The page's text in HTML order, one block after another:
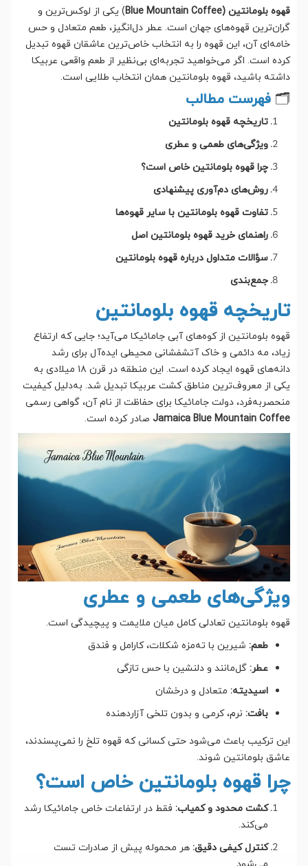
قهوه بلومانتین (Blue Mountain Coffee
) یکی از لوکس‌ترین و
گران‌ترین قهوه‌های جهان است. عطر دل‌انگیز، طعم متعادل و حس
خامه‌ای آن، این قهوه را به انتخاب خاص‌ترین عاشقان قهوه تبدیل
کرده است. اگر می‌خواهید تجربه‌ای بی‌نظیر از طعم واقعی عربیکا
داشته باشید، قهوه بلومانتین همان انتخاب طلایی است.
🗂️ فهرست مطالب
تاریخچه قهوه بلومانتین
ویژگی‌های طعمی و عطری
چرا قهوه بلومانتین خاص است؟
روش‌های دم‌آوری پیشنهادی
تفاوت قهوه بلومانتین با سایر قهوه‌ها
راهنمای خرید قهوه بلومانتین اصل
سؤالات متداول درباره قهوه بلومانتین
جمع‌بندی
تاریخچه قهوه بلومانتین
قهوه بلومانتین از کوه‌های آبی جامائیکا می‌آید؛ جایی که ارتفاع
زیاد، مه دائمی و خاک آتشفشانی محیطی ایده‌آل برای رشد
دانه‌های قهوه ایجاد کرده است. این منطقه در قرن ۱۸ میلادی به
یکی از معروف‌ترین مناطق کشت عربیکا تبدیل شد. به‌دلیل کیفیت
منحصربه‌فرد، دولت جامائیکا برای حفاظت از نام آن، گواهی رسمی
Jamaica Blue Mountain Coffee صادر کرده است.
ویژگی‌های طعمی و عطری
قهوه بلومانتین تعادلی کامل میان ملایمت و پیچیدگی است.
طعم: شیرین با ته‌مزه شکلات، کارامل و فندق
عطر: گل‌مانند و دلنشین با حس تازگی
اسیدیته: متعادل و درخشان
بافت: نرم، کرمی و بدون تلخی آزاردهنده
این ترکیب باعث می‌شود حتی کسانی که قهوه تلخ را نمی‌پسندند،
عاشق بلومانتین شوند.
چرا قهوه بلومانتین خاص است؟
کشت محدود و کمیاب: فقط در ارتفاعات خاص جامائیکا رشد
می‌کند.
کنترل کیفی دقیق: هر محموله پیش از صادرات تست